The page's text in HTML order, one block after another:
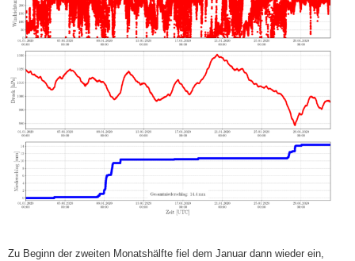
Zu Beginn der zweiten Monatshälfte fiel dem Januar dann wieder ein,